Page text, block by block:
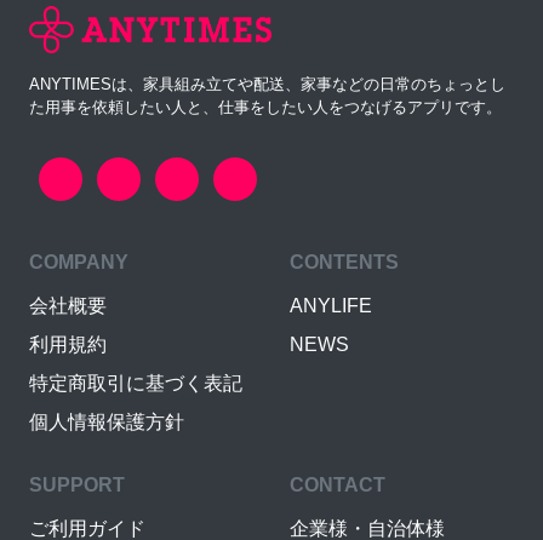
ANYTIMESは、家具組み立てや配送、家事などの日常のちょっとし
た用事を依頼したい人と、仕事をしたい人をつなげるアプリです。
COMPANY
会社概要
利用規約
特定商取引に基づく表記
個人情報保護方針
CONTENTS
ANYLIFE
NEWS
SUPPORT
ご利用ガイド
CONTACT
企業様・自治体様